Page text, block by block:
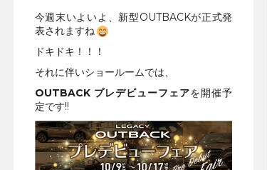
今週末いよいよ、新型OUTBACKが正式発
表されますね
ドキドキ！！！
それに伴いショールームでは、
OUTBACK プレデビューフェアを開催予
定です!!